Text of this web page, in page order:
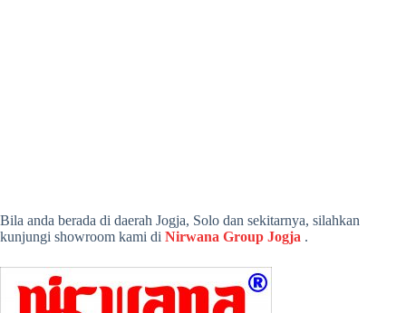
Bila anda berada di daerah Jogja, Solo dan sekitarnya, silahkan
kunjungi showroom kami di Nirwana Group Jogja .